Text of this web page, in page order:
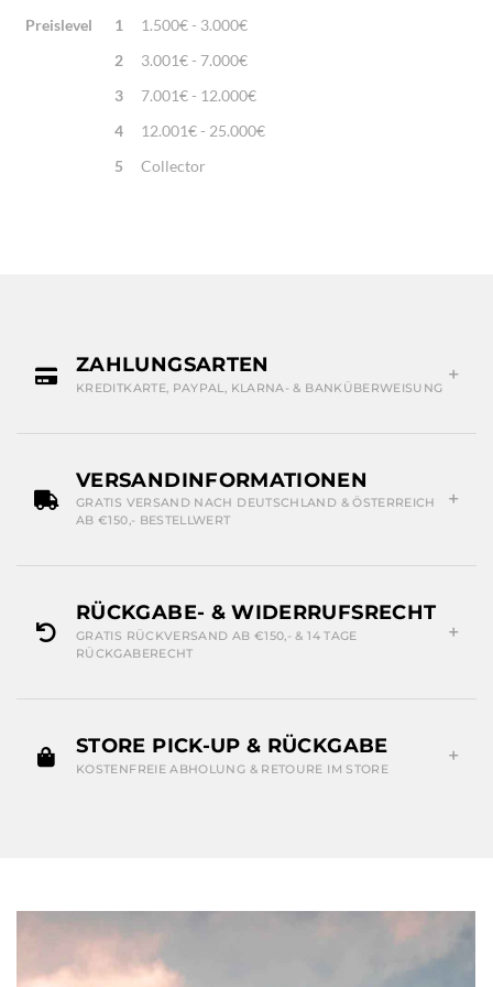
Preislevel
1
1.500€ - 3.000€
2
3.001€ - 7.000€
3
7.001€ - 12.000€
4
12.001€ - 25.000€
5
Collector
ZAHLUNGSARTEN
KREDITKARTE, PAYPAL, KLARNA- & BANKÜBERWEISUNG
VERSANDINFORMATIONEN
GRATIS VERSAND NACH DEUTSCHLAND & ÖSTERREICH
AB €150,- BESTELLWERT
RÜCKGABE- & WIDERRUFSRECHT
GRATIS RÜCKVERSAND AB €150,- & 14 TAGE
RÜCKGABERECHT
STORE PICK-UP & RÜCKGABE
KOSTENFREIE ABHOLUNG & RETOURE IM STORE